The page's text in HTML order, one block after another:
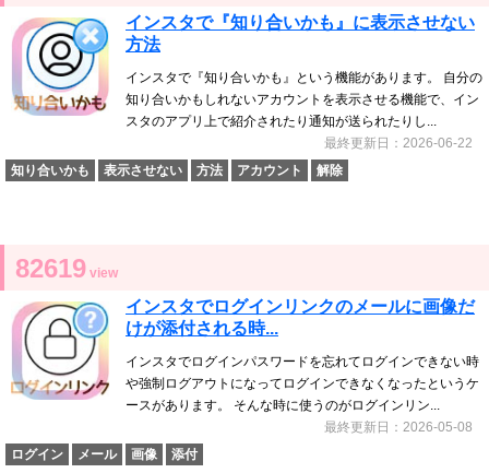
インスタで『知り合いかも』に表示させない
方法
インスタで『知り合いかも』という機能があります。 自分の
知り合いかもしれないアカウントを表示させる機能で、イン
スタのアプリ上で紹介されたり通知が送られたりし...
最終更新日：2026-06-22
知り合いかも
表示させない 方法 アカウント 解除
82619 view
インスタでログインリンクのメールに画像だ
けが添付される時...
インスタでログインパスワードを忘れてログインできない時
や強制ログアウトになってログインできなくなったというケ
ースがあります。 そんな時に使うのがログインリン...
最終更新日：2026-05-08
ログイン
メール 画像 添付